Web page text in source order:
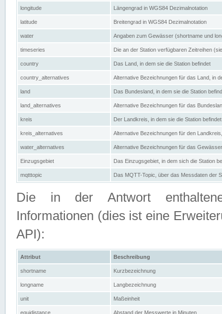
longitude Längengrad in WGS84 Dezimalnotation
latitude Breitengrad in WGS84 Dezimalnotation
water Angaben zum Gewässer (shortname und
timeseries Die an der Station verfügbaren Zeitreihen
country Das Land, in dem sie die Station befindet
country_alternatives Alternative Bezeichnungen für das Land, in
land Das Bundesland, in dem sie die Station
land_alternatives Alternative Bezeichnungen für das
kreis Der Landkreis, in dem sie die Station befindet
kreis_alternatives Alternative Bezeichnungen für den
water_alternatives Alternative Bezeichnungen für das
Einzugsgebiet Das Einzugsgebiet, in dem sich die Station
mqtttopic Das MQTT-Topic, über das Messdaten der
Die in der Antwort
Informationen (dies ist eine
API):
Attribut Beschreibung
shortname Kurzbezeichnung
longname Langbezeichnung
unit Maßeinheit
equidistance Abstand der Messwerte in Minuten